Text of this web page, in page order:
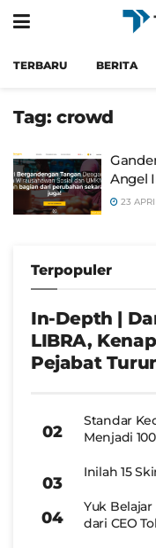
TERBARU BERITA
Tag: crowd
Angel
23
Terpopuler
In-Depth |
LIBRA,
Pejabat
Standar
Menjadi
Inilah 15
Yuk
dari CEO